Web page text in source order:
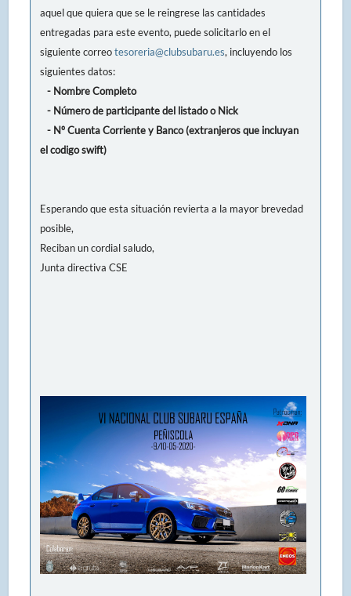
aquel que quiera que se le reingrese las cantidades
entregadas para este evento, puede solicitarlo en el
siguiente correotesoreria@clubsubaru.es, incluyendo los
siguientes datos:
- Nombre Completo
- Número de participante del listado o Nick
- Nº Cuenta Corriente y Banco (extranjeros que incluyan
el codigo swift)
Esperando que esta situación revierta a la mayor brevedad
posible,
Reciban un cordial saludo,
Junta directiva CSE